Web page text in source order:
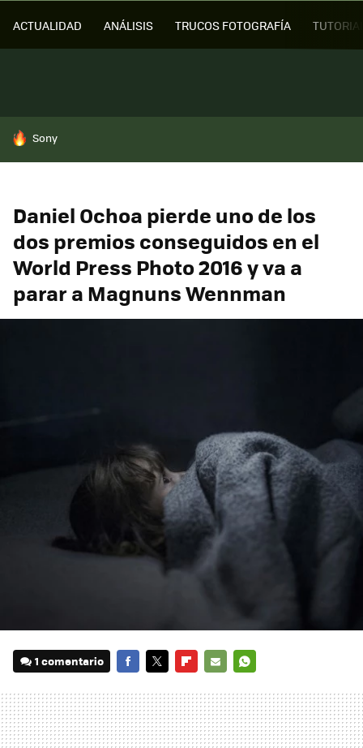
ACTUALIDAD ANÁLISIS TRUCOS FOTOGRAFÍA
HOY SE HABLA DE
Sony
Daniel Ochoa pierde uno de los
dos premios conseguidos en el
World Press Photo 2016 y va a
parar a Magnuns Wennman
1 comentario
MAIL